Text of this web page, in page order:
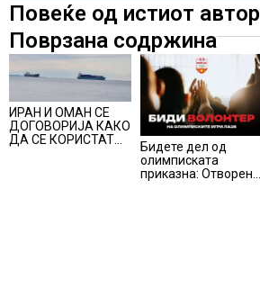
Повеќе од истиот автор
Поврзана содржина
ИРАН И ОМАН СЕ
ДОГОВОРИЈА КАКО
ДА СЕ КОРИСТАТ
Бидете дел од
олимписката
приказна: Отворени